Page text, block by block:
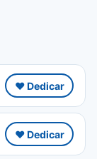
❤️ Dedicar
❤️ Dedicar